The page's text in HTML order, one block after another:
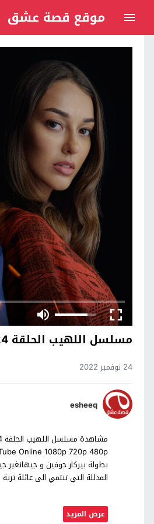
موقع قصة عشق
مسلسل اللهيب الحلقة 24 مترجم
24 نوفمبر 2022
esheeq
بطولة بيركار جوفين و جيهانغير
المدللة التي تنتمي الى
عرض المزيد